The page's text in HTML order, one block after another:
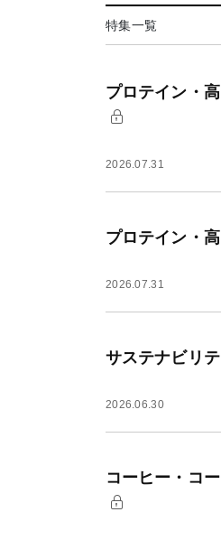
特集一覧
プロテイン・
2026.07.31
プロテイン・
2026.07.31
サステナビリ
2026.06.30
コーヒー・コ